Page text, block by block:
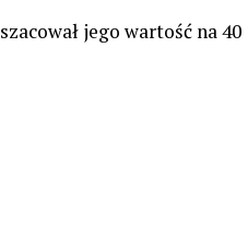
jego wartość na 40